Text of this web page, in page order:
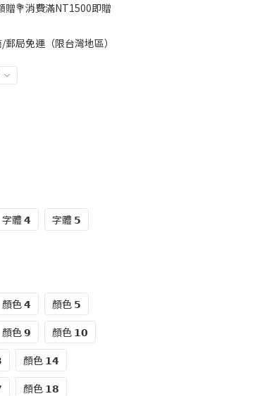
贈💐消費滿NT1500即贈
局免運（限台灣地區）
字體 𝟰
字體 𝟱
顏色 𝟰
顏色 𝟱
顏色 𝟵
顏色 𝟭𝟬
顏色 𝟭𝟰
顏色 𝟭𝟴